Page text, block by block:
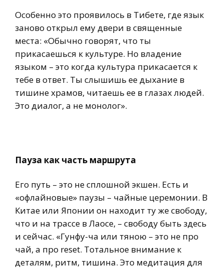
Особенно это проявилось в Тибете, где язык
заново открыл ему двери в священные
места: «Обычно говорят, что ты
прикасаешься к культуре. Но владение
языком – это когда культура прикасается к
тебе в ответ. Ты слышишь ее дыхание в
тишине храмов, читаешь ее в глазах людей.
Это диалог, а не монолог».
Пауза как часть маршрута
Его путь – это не сплошной экшен. Есть и
«офлайновые» паузы – чайные церемонии. В
Китае или Японии он находит ту же свободу,
что и на трассе в Лаосе, – свободу быть здесь
и сейчас. «Гунфу-ча или тяною – это не про
чай, а про reset. Тотальное внимание к
деталям, ритм, тишина. Это медитация для